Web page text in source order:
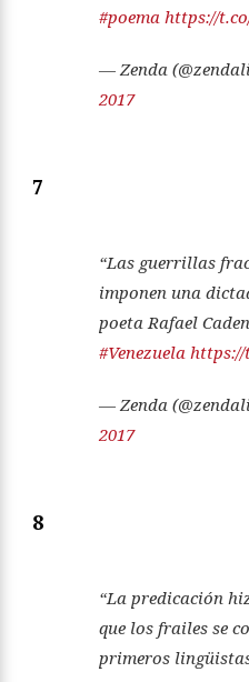
#poema https://
— Zenda
2017
7
“Las guerrillas
imponen una
poeta Rafael
#Venezuela https://
— Zenda
2017
8
“La predicación
que los frailes se
primeros